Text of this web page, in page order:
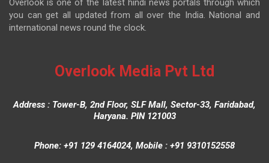
Overlook is one of the latest hindi news portals through which
you can get all updated from all over the India. National and
international news round the clock.
Overlook Media Pvt Ltd
Address : Tower-B, 2nd Floor, SLF Mall, Sector-33, Faridabad,
Haryana. PIN 121003
Phone: +91 129 4164024, Mobile : +91 9310152558